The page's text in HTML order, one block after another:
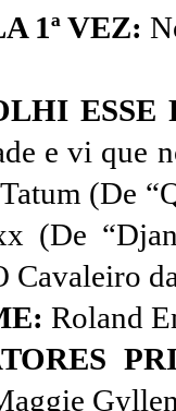
1ª VEZ:
ESSE
e vi que
(De
(De
Cavaleiro
Roland